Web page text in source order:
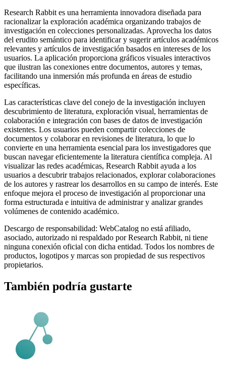
Research Rabbit es una herramienta innovadora diseñada para
racionalizar la exploración académica organizando trabajos de
investigación en colecciones personalizadas. Aprovecha los datos
del erudito semántico para identificar y sugerir artículos académicos
relevantes y artículos de investigación basados ​​en intereses de los
usuarios. La aplicación proporciona gráficos visuales interactivos
que ilustran las conexiones entre documentos, autores y temas,
facilitando una inmersión más profunda en áreas de estudio
específicas.
Las características clave del conejo de la investigación incluyen
descubrimiento de literatura, exploración visual, herramientas de
colaboración e integración con bases de datos de investigación
existentes. Los usuarios pueden compartir colecciones de
documentos y colaborar en revisiones de literatura, lo que lo
convierte en una herramienta esencial para los investigadores que
buscan navegar eficientemente la literatura científica compleja. Al
visualizar las redes académicas, Research Rabbit ayuda a los
usuarios a descubrir trabajos relacionados, explorar colaboraciones
de los autores y rastrear los desarrollos en su campo de interés. Este
enfoque mejora el proceso de investigación al proporcionar una
forma estructurada e intuitiva de administrar y analizar grandes
volúmenes de contenido académico.
Descargo de responsabilidad: WebCatalog no está afiliado,
asociado, autorizado ni respaldado por Research Rabbit, ni tiene
ninguna conexión oficial con dicha entidad. Todos los nombres de
productos, logotipos y marcas son propiedad de sus respectivos
propietarios.
También podría gustarte